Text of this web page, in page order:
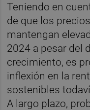
Teniendo en
de que los
mantengan
2024 a pesar del
crecimiento, es
inflexión en la
sostenibles
A largo plazo,